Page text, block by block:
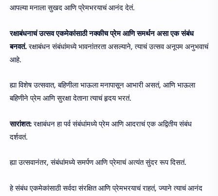
आपल्या मनाला सुखद आणि प्रेमभरयाचं आनंद देतं.
रक्षाबंधनाचं उत्सव एकमेकांसाठी नक्कीच प्रेम आणि समर्थन असा एक संबंध
बनवतं.रक्षाबंधन संबंधांमध्ये भावनांतरता असल्याने, त्याचं उत्सव अनूपम अनुभवाचं
आहे.
ह्या विशेष उत्सवात, बहिणीला भाऊला मनापासून आभारी असतं, आणि भाऊला
बहिणीने प्रेम आणि सुरक्षा देताना त्याचं हृदय भरतं.
सारांशत:रक्षाबंधन हा पर्व संबंधांमध्ये प्रेम आणि आदराचं एक अद्वितीय संबंध
दर्शवतं.
ह्या उत्सवानंतर, संबंधांमध्ये समर्पण आणि प्रेमाचं अत्यंत सुंदर रूप दिसतं.
हे संबंध एकमेकांसाठी सर्वदा संरक्षित आणि प्रेमभरयाचं राहतं, ज्याने त्याचं आनंद